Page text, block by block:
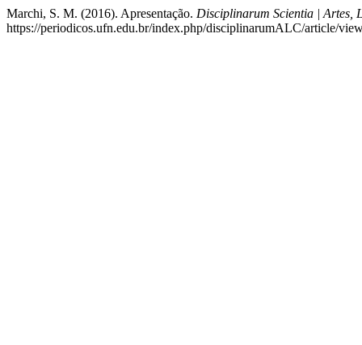
Marchi, S. M. (2016). Apresentação. Disciplinarum Scientia | Artes,
https://periodicos.ufn.edu.br/index.php/disciplinarumALC/article/